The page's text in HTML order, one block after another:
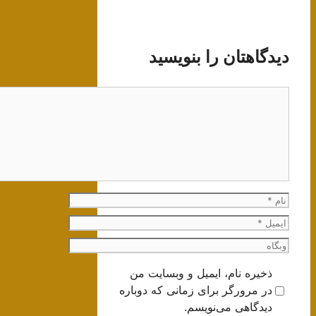
دیدگاهتان را بنویسید
نام
ایمیل
وبگاه
ذخیره نام، ایمیل و وبسایت من
در مرورگر برای زمانی که دوباره
دیدگاهی می‌نویسم.